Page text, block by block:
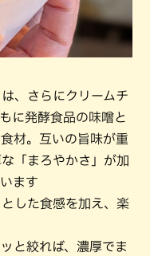
、さらにクリームチ
に発酵食品の味噌と
材。互いの旨味が重
「まろやかさ」が加
ます
した食感を加え、楽
と絞れば、濃厚でま